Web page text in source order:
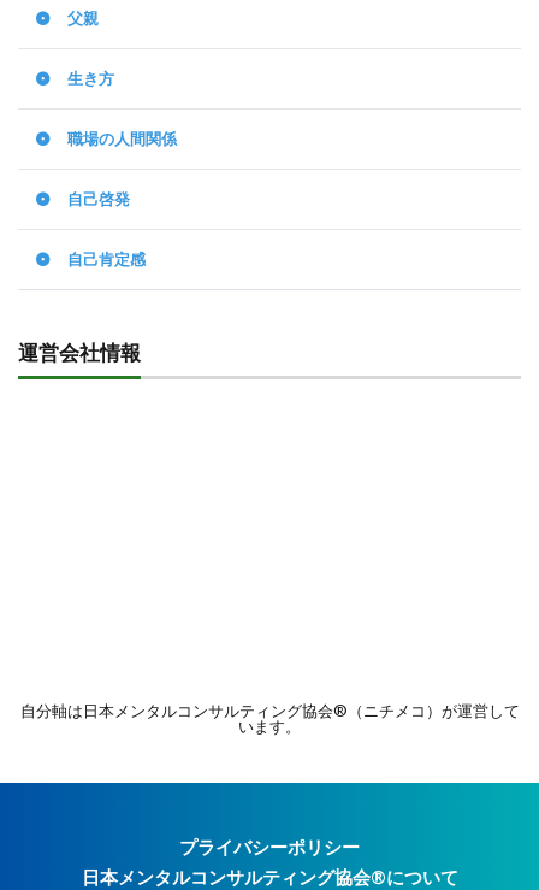
父親
生き方
職場の人間関係
自己啓発
自己肯定感
運営会社情報
自分軸は日本メンタルコンサルティング協会®︎（ニチメコ）が運営して
います。
プライバシーポリシー
日本メンタルコンサルティング協会®︎について